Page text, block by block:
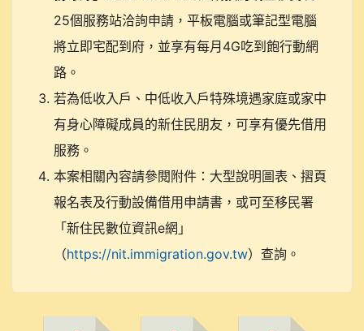
25個服務站洽詢申請，平板電腦或筆記型電腦
將立即宅配到府，並享有每月4G吃到飽行動網
路。
若為低收入戶、中低收入戶特殊境遇家庭或家中
有身心障礙成員的新住民朋友，可享有優先借用
服務。
本案相關內容請參閱附件：大型說明圖表、摺頁
報名表及行動設備借用申請書，或可至移民署
「新住民數位資訊e網」
（https://nit.immigration.gov.tw）查詢。